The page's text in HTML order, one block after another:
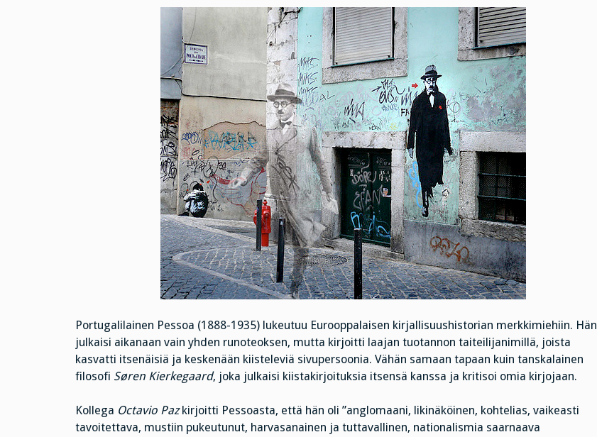
Portugalilainen Pessoa (1888-1935) lukeutuu Eurooppalaisen kirjallisuushistorian merkkimiehiin. Hän
julkaisi aikanaan vain yhden runoteoksen, mutta kirjoitti laajan tuotannon taiteilijanimillä, joista
kasvatti itsenäisiä ja keskenään kiisteleviä sivupersoonia. Vähän samaan tapaan kuin tanskalainen
filosofi Søren Kierkegaard, joka julkaisi kiistakirjoituksia itsensä kanssa ja kritisoi omia kirjojaan.
Kollega Octavio Pazkirjoitti Pessoasta, että hän oli ”anglomaani, likinäköinen, kohtelias, vaikeasti
tavoitettava, mustiin pukeutunut, harvasanainen ja tuttavallinen, nationalismia saarnaava